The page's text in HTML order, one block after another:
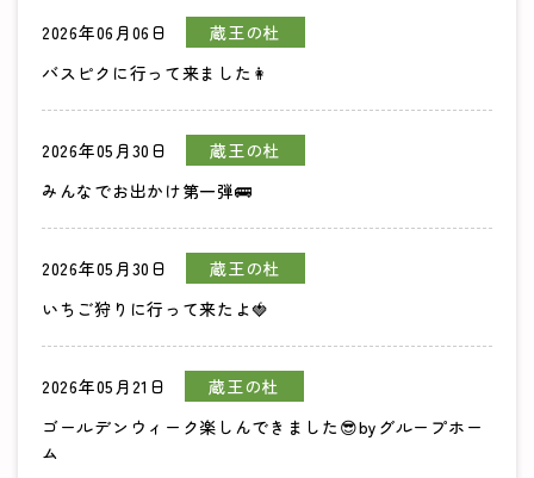
2026年06月06日
蔵王の杜
バスピクに行って来ました👩
2026年05月30日
蔵王の杜
みんなでお出かけ第一弾🚌
2026年05月30日
蔵王の杜
いちご狩りに行って来たよ🍓
2026年05月21日
蔵王の杜
ゴールデンウィーク楽しんできました😎byグループホー
ム